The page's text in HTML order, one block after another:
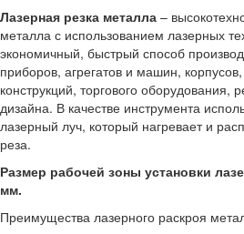
Лазерная резка металла –
металла с использованием лазерных
экономичный, быстрый способ
приборов, агрегатов и машин,
конструкций, торгового оборудования,
дизайна. В качестве инструмента
лазерный луч, который нагревает и
реза.
Размер рабочей зоны установки
мм.
Преимущества лазерного раскроя